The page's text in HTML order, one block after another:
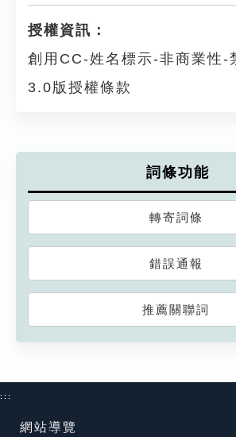
授權資訊：
創用CC-姓名標示-非商業性-
3.0版授權條款
詞條功能
轉寄詞條
錯誤通報
推薦關聯詞
:::
網站導覽